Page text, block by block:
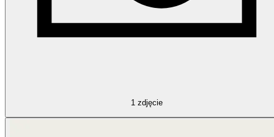
1 zdjęcie